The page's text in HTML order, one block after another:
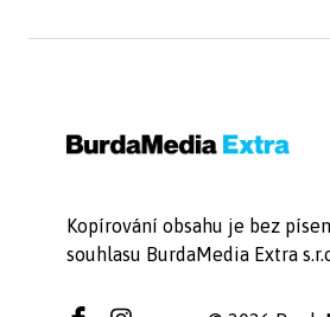
Kopírování obsahu je bez
souhlasu BurdaMedia Extra